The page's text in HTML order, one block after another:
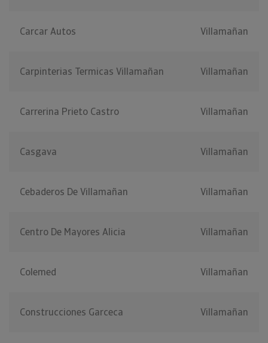
Carcar Autos Villamañan
Carpinterias Termicas Villamañan Villamañan
Carrerina Prieto Castro Villamañan
Casgava Villamañan
Cebaderos De Villamañan Villamañan
Centro De Mayores Alicia Villamañan
Colemed Villamañan
Construcciones Garceca Villamañan